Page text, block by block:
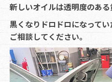
新しいオイルは透明度のある
黒くなりドロドロになって
ご相談してください。